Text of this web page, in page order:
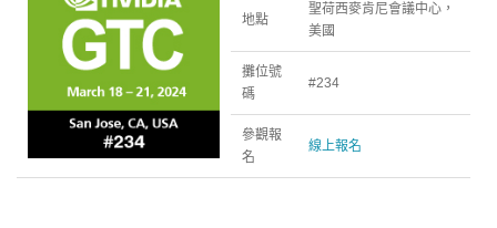
地點
聖荷西麥肯尼會議中心，
美國
攤位號
碼
#234
參觀報
名
線上報名